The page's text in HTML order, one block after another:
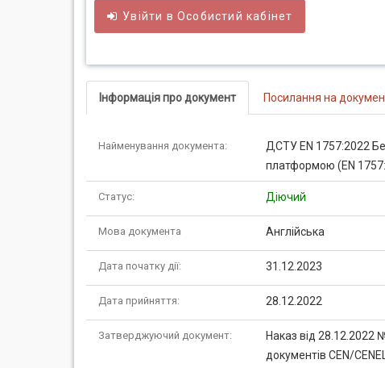
Увійти вОсобистий кабінет
Інформація про документ Посилання на
Найменування документа:
ДСТУ EN 1757:2022
платформою (EN
Статус: Діючий
Мова документа Англійська
Дата початку дії: 31.12.2023
Дата прийняття: 28.12.2022
Затверджуючий документ:
Наказ від 28.12.2022
документів CEN/